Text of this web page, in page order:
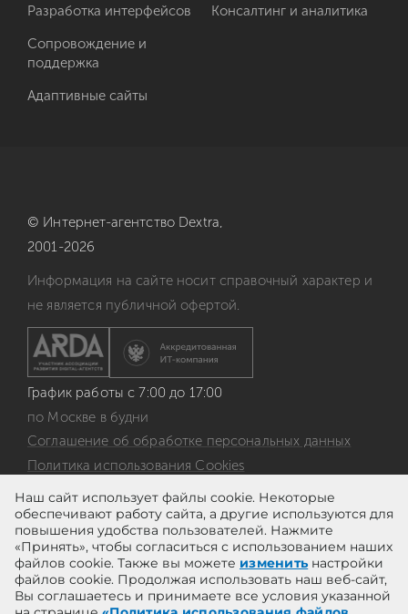
Наш сайт использует файлы cookie. Некоторые
обеспечивают работу сайта, а другие используются для
повышения удобства пользователей. Нажмите
«Принять», чтобы согласиться с использованием наших
файлов cookie. Также вы можете изменитьнастройки
файлов cookie. Продолжая использовать наш веб-сайт,
Вы соглашаетесь и принимаете все условия указанной
Разработка интерфейсов
Сопровождение и
поддержка
Адаптивные сайты
Консалтинг и аналитика
© Интернет-агентство Dextra,
2001-2026
Информация на сайте носит справочный характер и
не является публичной офертой.
График работы с 7:00 до 17:00
по Москве в будни
Соглашение об обработке персональных данных
Политика использования Cookies
Согласие на получение рекламы
Политика конфиденциальности
Политика по обработке персональных данных
Способы оплаты для юридических
и физических лиц